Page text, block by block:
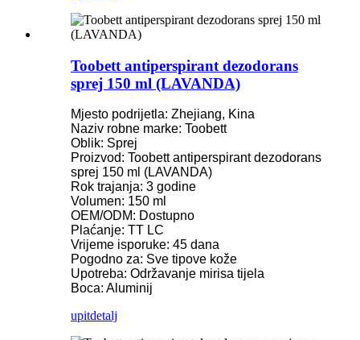
Toobett antiperspirant dezodorans
sprej 150 ml (LAVANDA)
Mjesto podrijetla: Zhejiang, Kina
Naziv robne marke: Toobett
Oblik: Sprej
Proizvod: Toobett antiperspirant dezodorans
sprej 150 ml (LAVANDA)
Rok trajanja: 3 godine
Volumen: 150 ml
OEM/ODM: Dostupno
Plaćanje: TT LC
Vrijeme isporuke: 45 dana
Pogodno za: Sve tipove kože
Upotreba: Održavanje mirisa tijela
Boca: Aluminij
upitdetalj